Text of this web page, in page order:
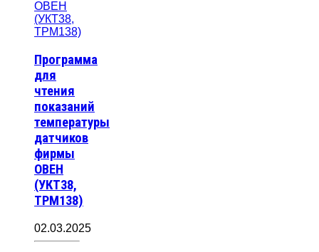
Программа
для
чтения
показаний
температуры
датчиков
фирмы
ОВЕН
(УКТ38,
ТРМ138)
02.03.2025